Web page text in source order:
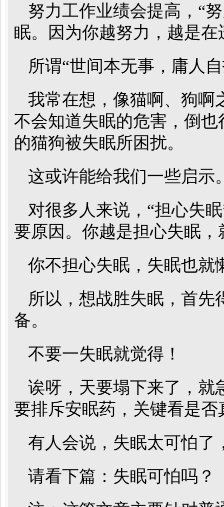
努力工作业绩会提高，“
眠。因为你越努力，越是
所谓“世间本无事，庸人
我常在想，像猫啊、狗啊
不会知道失眠的危害，倒
的猫狗被失眠所困扰。
这或许能给我们一些启示
对很多人来说，“担心失
要原因。你越是担心失眠
你不担心失眠，失眠也就
所以，想战胜失眠，首先
备。
不要一失眠就觉得！
诶呀，天要塌下来了，就
要排斥安眠药，关键看是否
有人会说，失眠太可怕了
请看下篇：失眠可怕吗？